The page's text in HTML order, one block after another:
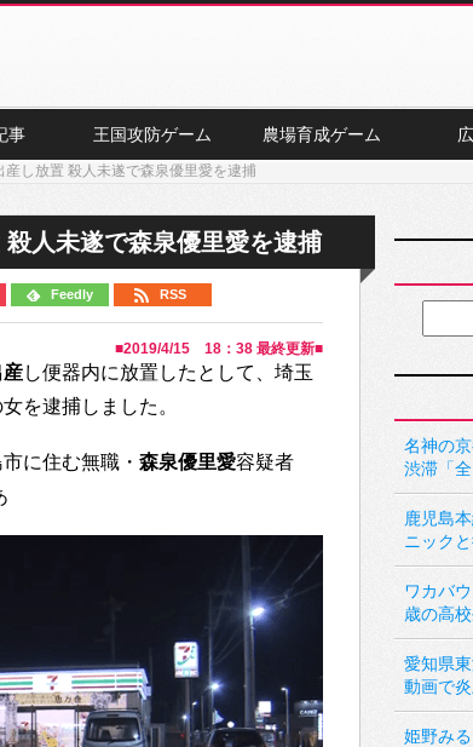
事 王国攻防ゲーム 農場育成ゲーム
し放置 殺人未遂で森泉優里愛を逮捕
人未遂で森泉優里愛を逮捕
Feedly RSS
■2019/4/15 18：38 最終更新■
産し便器内に放置したとして、埼玉
を逮捕しました。
に住む無職・ 森泉優里愛容疑者
名神の
渋滞「全
鹿児島
ニック
ワカバ
歳の高
愛知県
動画で
姫野み